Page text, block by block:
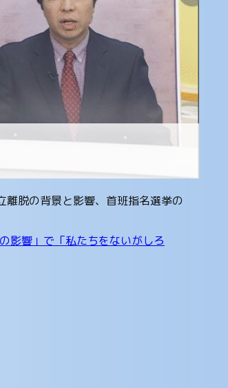
脱の背景と影響、首班指名選挙の
影響」で「私たちをないがしろ